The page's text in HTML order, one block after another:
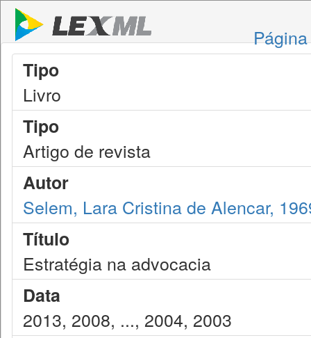
Tipo
Livro
Tipo
Artigo de revista
Autor
Selem, Lara Cristina de Alencar,
Título
Estratégia na advocacia
Data
2013, 2008, ..., 2004, 2003